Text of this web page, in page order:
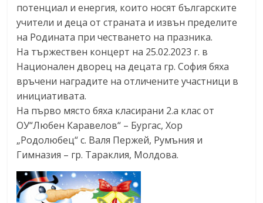
потенциал и енергия, които носят българските
учители и деца от страната и извън пределите
на Родината при честването на празника.
На тържествен концерт на 25.02.2023 г. в
Национален дворец на децата гр. София бяха
връчени наградите на отличените участници в
инициативата.
На първо място бяха класирани 2.а клас от
ОУ“Любен Каравелов“ – Бургас, Хор
„Родолюбец“ с. Валя Пержей, Румъния и
Гимназия – гр. Тараклия, Молдова.